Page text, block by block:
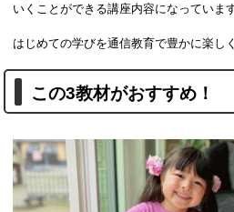
いくことができる講座内容になっています
はじめての学びを通信教育で豊かに楽し
この3教材がおすすめ！